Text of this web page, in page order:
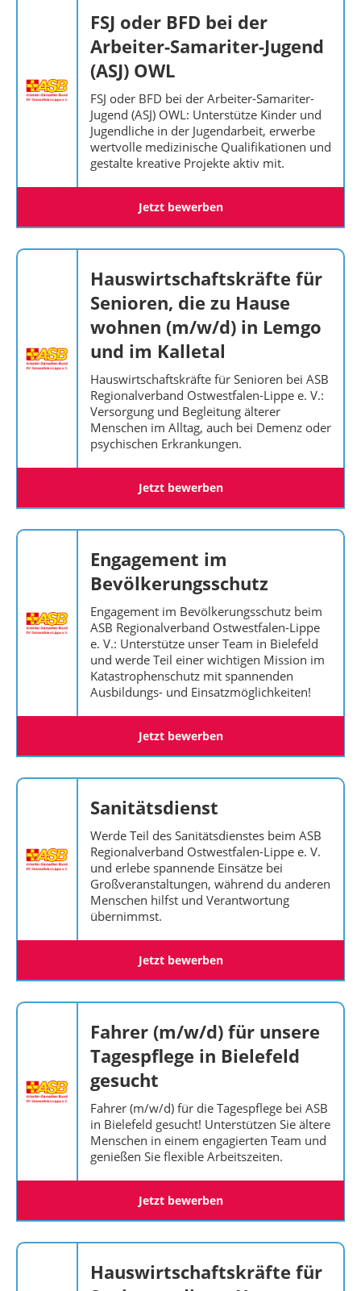
FSJ oder BFD bei der
Arbeiter-Samariter-Jugend
(ASJ) OWL
FSJ oder BFD bei der Arbeiter-Samariter-
Jugend (ASJ) OWL: Unterstütze Kinder und
Jugendliche in der Jugendarbeit, erwerbe
wertvolle medizinische Qualifikationen und
gestalte kreative Projekte aktiv mit.
Jetzt bewerben
Hauswirtschaftskräfte für
Senioren, die zu Hause
wohnen (m/w/d) in Lemgo
und im Kalletal
Hauswirtschaftskräfte für Senioren bei ASB
Regionalverband Ostwestfalen-Lippe e. V.:
Versorgung und Begleitung älterer
Menschen im Alltag, auch bei Demenz oder
psychischen Erkrankungen.
Jetzt bewerben
Engagement im
Bevölkerungsschutz
Engagement im Bevölkerungsschutz beim
ASB Regionalverband Ostwestfalen-Lippe
e. V.: Unterstütze unser Team in Bielefeld
und werde Teil einer wichtigen Mission im
Katastrophenschutz mit spannenden
Ausbildungs- und Einsatzmöglichkeiten!
Jetzt bewerben
Sanitätsdienst
Werde Teil des Sanitätsdienstes beim ASB
Regionalverband Ostwestfalen-Lippe e. V.
und erlebe spannende Einsätze bei
Großveranstaltungen, während du anderen
Menschen hilfst und Verantwortung
übernimmst.
Jetzt bewerben
Fahrer (m/w/d) für unsere
Tagespflege in Bielefeld
gesucht
Fahrer (m/w/d) für die Tagespflege bei ASB
in Bielefeld gesucht! Unterstützen Sie ältere
Menschen in einem engagierten Team und
genießen Sie flexible Arbeitszeiten.
Jetzt bewerben
Hauswirtschaftskräfte für